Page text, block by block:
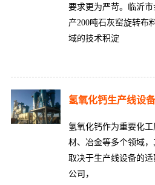
要求更为严苛。临沂
产200吨石灰窑旋转布
域的技术积淀
氢氧化钙生产线设
氢氧化钙作为重要化
材、冶金等多个领域
取决于生产线设备的
公司，